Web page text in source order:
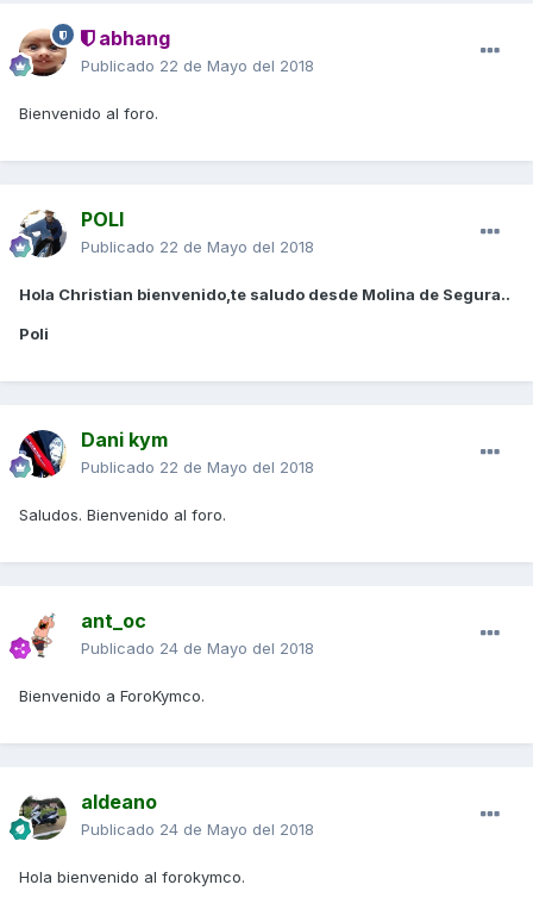
abhang
Publicado 22 de Mayo del 2018
Bienvenido al foro.
POLI
Publicado 22 de Mayo del 2018
Hola Christian bienvenido,te saludo desde Molina de Segura..
Poli
Dani kym
Publicado 22 de Mayo del 2018
Saludos. Bienvenido al foro.
ant_oc
Publicado 24 de Mayo del 2018
Bienvenido a ForoKymco.
aldeano
Publicado 24 de Mayo del 2018
Hola bienvenido al forokymco.